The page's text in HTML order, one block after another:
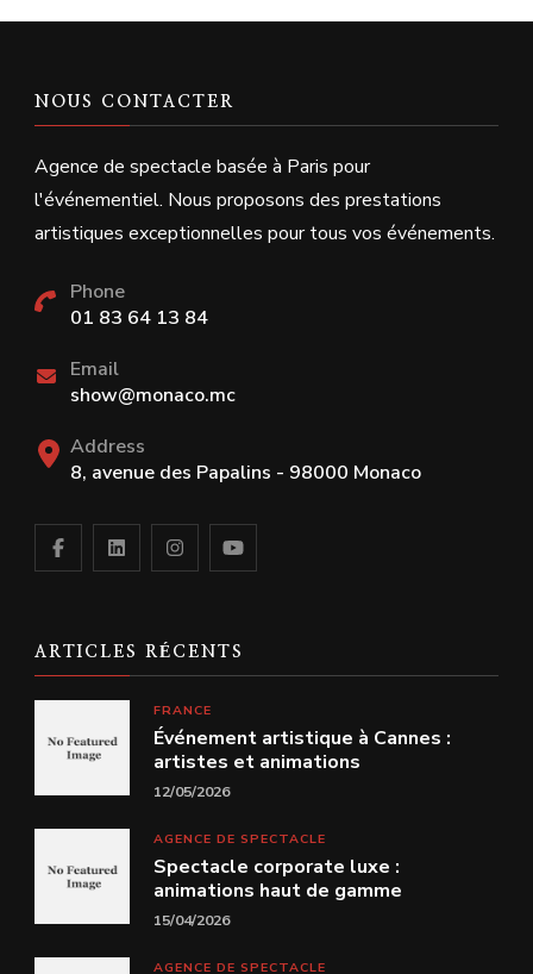
NOUS CONTACTER
Agence de spectacle basée à Paris pour
l'événementiel. Nous proposons des prestations
artistiques exceptionnelles pour tous vos événements.
Phone
01 83 64 13 84
Email
show@monaco.mc
Address
8, avenue des Papalins - 98000 Monaco
ARTICLES RÉCENTS
FRANCE
Événement artistique à Cannes :
artistes et animations
12/05/2026
AGENCE DE SPECTACLE
Spectacle corporate luxe :
animations haut de gamme
15/04/2026
AGENCE DE SPECTACLE